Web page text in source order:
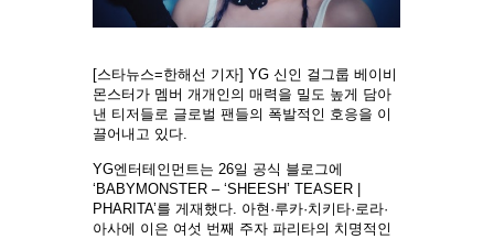
[스타뉴스=한해선 기자] YG 신인 걸그룹 베이비
몬스터가 멤버 개개인의 매력을 밀도 높게 담아
낸 티저들로 글로벌 팬들의 폭발적인 호응을 이
끌어내고 있다.
YG엔터테인먼트는 26일 공식 블로그에
‘BABYMONSTER – ‘SHEESH’ TEASER |
PHARITA’를 게재했다. 아현·루카·치키타·로라·
아사에 이은 여섯 번째 주자 파리타의 치명적인